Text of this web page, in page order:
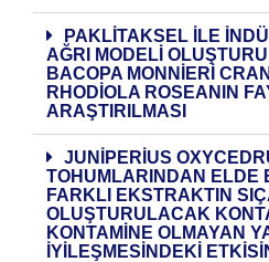
PAKLİTAKSEL İLE
AĞRI MODELİ
BACOPA MONNİERİ
RHODİOLA ROSEANIN
ARAŞTIRILMASI
JUNİPERİUS
TOHUMLARINDAN ELDE
FARKLI EKSTRAKTIN
OLUŞTURULACAK
KONTAMİNE OLMAYAN
İYİLEŞMESİNDEKİ